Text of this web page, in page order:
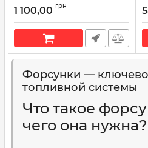
Артикул: AT028316657
1 100,00 грн
Форсунки —
топливной системы
Что такое
чего она нужна?